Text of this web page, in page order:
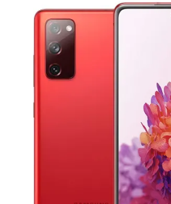
в корзину
Оплачивайте сегодня только
25
% будут
с вашей карты
каждые 2 недели